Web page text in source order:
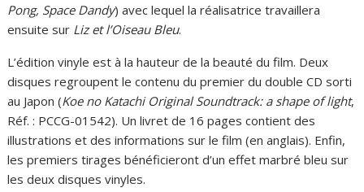
Pong, Space Dandy) avec lequel la réalisatrice travaillera
ensuite sur Liz et l’Oiseau Bleu.
L’édition vinyle est à la hauteur de la beauté du film. Deux
disques regroupent le contenu du premier du double CD sorti
au Japon (Koe no Katachi Original Soundtrack: a shape of light,
Réf. : PCCG-01542). Un livret de 16 pages contient des
illustrations et des informations sur le film (en anglais). Enfin,
les premiers tirages bénéficieront d’un effet marbré bleu sur
les deux disques vinyles.